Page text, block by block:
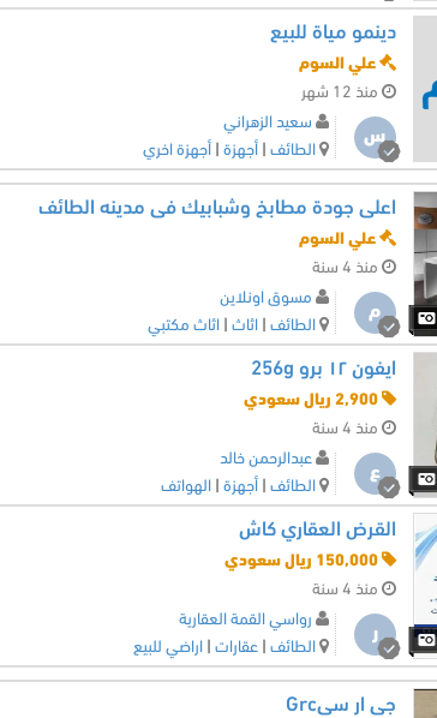
دينمو مياة للبيع
علي السوم
منذ 12 شهر
س
سعيد الزهراني
الطائف
أجهزة أجهزة اخري
اعلى جودة مطابخ وشبابيك فى مدينه الطائف
علي السوم
منذ 4 سنة
م
مسوق اونلاين
الطائف
اثاث اثاث مكتبي
ايفون ١٢ برو 256g
2,900 ريال سعودي
منذ 4 سنة
ع
عبدالرحمن خالد
الطائف
أجهزة الهواتف
القرض العقاري كاش
150,000 ريال سعودي
منذ 4 سنة
ر
رواسي القمة العقارية
الطائف |عقارات اراضي للبيع
جى ار سىGrc